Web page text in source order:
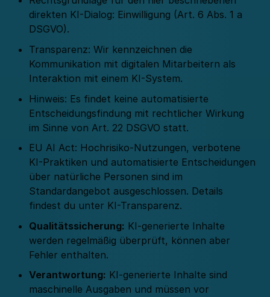
direkten KI-Dialog: Einwilligung (Art. 6 Abs. 1 a
DSGVO).
Transparenz: Wir kennzeichnen die
Kommunikation mit digitalen Mitarbeitern als
Interaktion mit einem KI-System.
Hinweis: Es findet keine automatisierte
Entscheidungsfindung mit rechtlicher Wirkung
im Sinne von Art. 22 DSGVO statt.
EU AI Act: Hochrisiko-Nutzungen, verbotene
KI-Praktiken und automatisierte Entscheidungen
über natürliche Personen sind im
Standardangebot ausgeschlossen. Details
findest du unter KI-Transparenz.
Qualitätssicherung: KI-generierte Inhalte
werden regelmäßig überprüft, können aber
Fehler enthalten.
Verantwortung: KI-generierte Inhalte sind
maschinelle Ausgaben und müssen vor